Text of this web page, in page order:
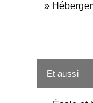
Et aussi